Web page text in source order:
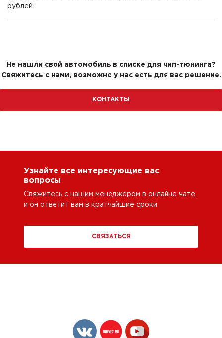
рублей.
Не нашли свой автомобиль в списке для чип-тюнинга?
Свяжитесь с нами, возможно у нас есть для вас решение.
КОНТАКТЫ
Узнайте все интересующие вас
вопросы
Свяжитесь с нашим менеджером в онлайне чате,
и он ответит вам в кратчайшие сроки.
СВЯЗАТЬСЯ